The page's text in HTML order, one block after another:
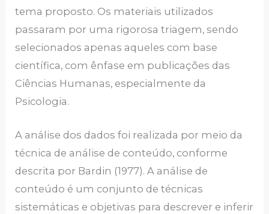
tema proposto. Os materiais utilizados
passaram por uma rigorosa triagem, sendo
selecionados apenas aqueles com base
científica, com ênfase em publicações das
Ciências Humanas, especialmente da
Psicologia.
A análise dos dados foi realizada por meio da
técnica de análise de conteúdo, conforme
descrita por Bardin (1977). A análise de
conteúdo é um conjunto de técnicas
sistemáticas e objetivas para descrever e inferir